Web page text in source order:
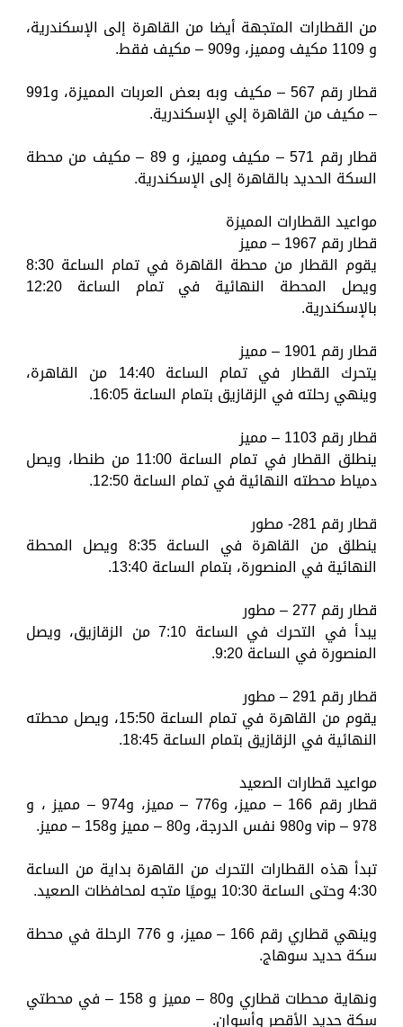
من القطارات المتجهة أيضا من القاهرة إلى الإسكندرية،
و 1109 مكيف ومميز، و909 – مكيف فقط.
قطار رقم 567 – مكيف وبه بعض العربات المميزة، و991
– مكيف من القاهرة إلي الإسكندرية.
قطار رقم 571 – مكيف ومميز، و 89 – مكيف من محطة
السكة الحديد بالقاهرة إلى الإسكندرية.
مواعيد القطارات المميزة
قطار رقم 1967 – مميز
يقوم القطار من محطة القاهرة في تمام الساعة 8:30
ويصل المحطة النهائية في تمام الساعة 12:20
بالإسكندرية.
قطار رقم 1901 – مميز
يتحرك القطار في تمام الساعة 14:40 من القاهرة،
وينهي رحلته في الزقازيق بتمام الساعة 16:05.
قطار رقم 1103 – مميز
ينطلق القطار في تمام الساعة 11:00 من طنطا، ويصل
دمياط محطته النهائية في تمام الساعة 12:50.
قطار رقم 281- مطور
ينطلق من القاهرة في الساعة 8:35 ويصل المحطة
النهائية في المنصورة، بتمام الساعة 13:40.
قطار رقم 277 – مطور
يبدأ في التحرك في الساعة 7:10 من الزقازيق، ويصل
المنصورة في الساعة 9:20.
قطار رقم 291 – مطور
يقوم من القاهرة في تمام الساعة 15:50، ويصل محطته
النهائية في الزقازيق بتمام الساعة 18:45.
مواعيد قطارات الصعيد
قطار رقم 166 – مميز، و776 – مميز، و974 – مميز ، و
978 – vip و980 نفس الدرجة، و80 – مميز و158 – مميز.
تبدأ هذه القطارات التحرك من القاهرة بداية من الساعة
4:30 وحتى الساعة 10:30 يوميًا متجه لمحافظات الصعيد.
وينهي قطاري رقم 166 – مميز، و 776 الرحلة في محطة
سكة حديد سوهاج.
ونهاية محطات قطاري و80 – مميز و 158 – في محطتي
سكة حديد الأقصر وأسوان.